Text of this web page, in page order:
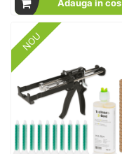
Adauga in cos
NOU